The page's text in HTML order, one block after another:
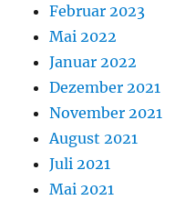
Februar 2023
Mai 2022
Januar 2022
Dezember 2021
November 2021
August 2021
Juli 2021
Mai 2021